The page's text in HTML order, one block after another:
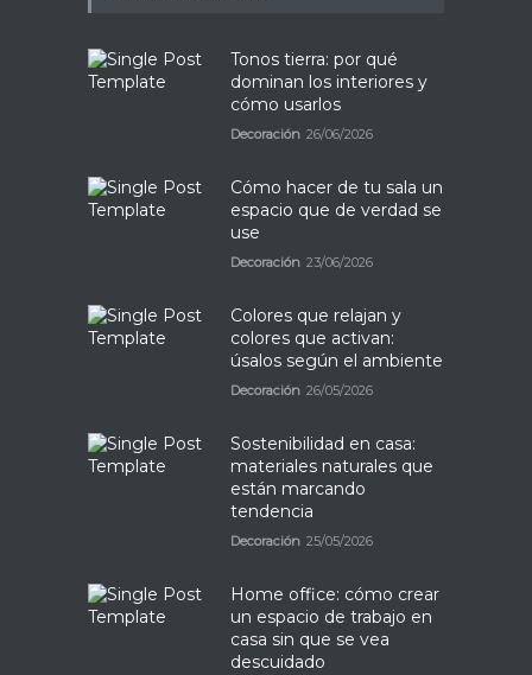
Tonos tierra: por qué
dominan los interiores y
cómo usarlos
Decoración 26/06/2026
Cómo hacer de tu sala un
espacio que de verdad se
use
Decoración 23/06/2026
Colores que relajan y
colores que activan:
úsalos según el ambiente
Decoración 26/05/2026
Sostenibilidad en casa:
materiales naturales que
están marcando
tendencia
Decoración 25/05/2026
Home office: cómo crear
un espacio de trabajo en
casa sin que se vea
descuidado